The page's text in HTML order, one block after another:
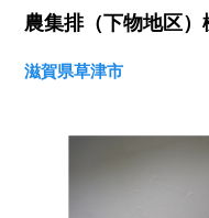
農集排（下物地区
滋賀県草津市